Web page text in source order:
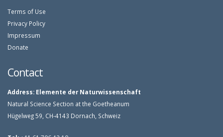
Terms of Use
Privacy Policy
Impressum
Donate
Contact
Address: Elemente der Naturwissenschaft
Natural Science Section at the Goetheanum
Hügelweg 59, CH-4143 Dornach, Schweiz